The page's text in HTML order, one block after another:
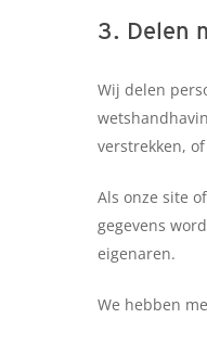
3. Delen
Wij delen
verstrekken,
Als onze site
gegevens
eigenaren.
We hebben